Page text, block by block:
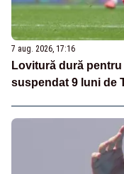
7 aug. 2026, 17:16
Lovitură dură
suspendat 9 luni de